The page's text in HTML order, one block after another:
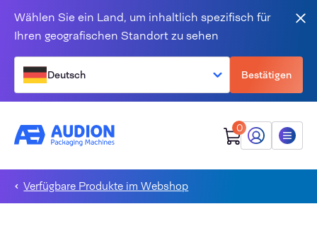
Wählen Sie ein Land, um inhaltlich spezifisch für
Ihren geografischen Standort zu sehen
Deutsch Bestätigen
0
Mein Audion
Menü
Verfügbare Produkte im Webshop